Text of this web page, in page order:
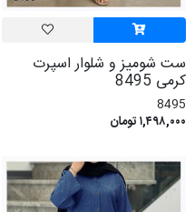
ست شومیز و شلوار اسپرت
کرمی 8495
8495
۱,۴۹۸,۰۰۰ تومان